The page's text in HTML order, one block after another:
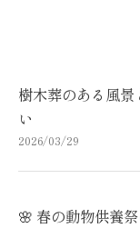
樹木葬のある風
い
2026/03/29
🌸 春の動物供養